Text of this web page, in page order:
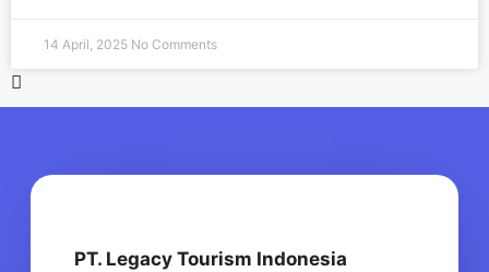
14 April, 2025 No Comments
PT. Legacy Tourism Indonesia